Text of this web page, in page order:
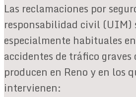
Las reclamaciones por
responsabilidad civil (UIM)
especialmente habituales
accidentes de tráfico graves
producen en Reno y en los
intervienen: